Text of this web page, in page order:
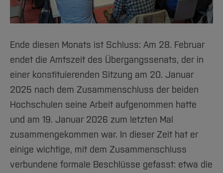
Ende diesen Monats ist Schluss: Am 28. Februar
endet die Amtszeit des Übergangssenats, der in
einer konstituierenden Sitzung am 20. Januar
2025 nach dem Zusammenschluss der beiden
Hochschulen seine Arbeit aufgenommen hatte
und am 19. Januar 2026 zum letzten Mal
zusammengekommen war. In dieser Zeit hat er
einige wichtige, mit dem Zusammenschluss
verbundene formale Beschlüsse gefasst: etwa die